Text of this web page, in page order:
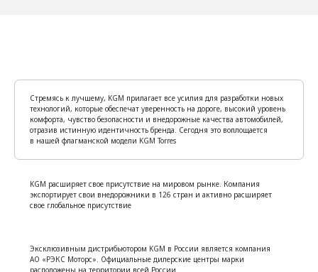
Стремясь к лучшему, KGM прилагает все усилия для разработки новых
технологий, которые обеспечат уверенность на дороге, высокий уровень
комфорта, чувство безопасности и внедорожные качества автомобилей,
отразив истинную идентичность бренда. Сегодня это воплощается
в нашей флагманской модели KGM Torres
KGM расширяет свое присутствие на мировом рынке. Компания
экспортирует свои внедорожники в 126 стран и активно расширяет
свое глобальное присутствие
Эксклюзивным дистрибьютором KGM в России является компания
АО «РЭКС Моторс». Официальные дилерские центры марки
расположены на территории всей России